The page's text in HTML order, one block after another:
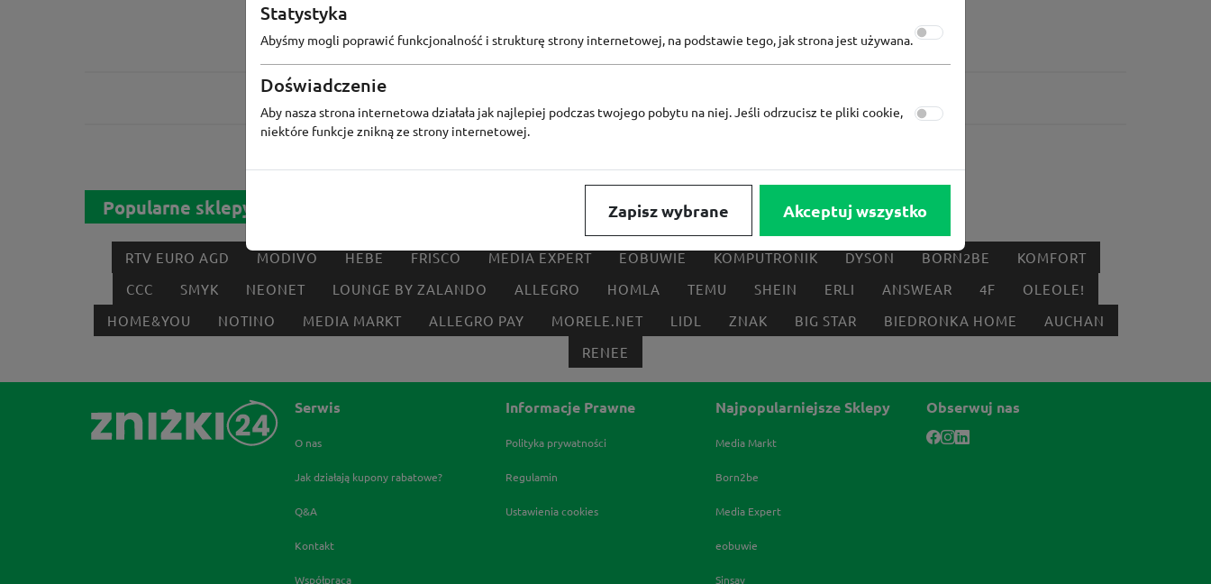
Popularne sklepy
RTV EURO AGD MODIVO HEBE FRISCO MEDIA EXPERT EOBUWIE KOMPUTRONIK DYSON BORN2BE
KOMFORT
CCC
SMYK NEONET LOUNGE BY ZALANDO ALLEGRO HOMLA TEMU SHEIN ERLI ANSWEAR 4F
OLEOLE!
HOME&YOU
NOTINO MEDIA MARKT ALLEGRO PAY MORELE.NET LIDL ZNAK BIG STAR BIEDRONKA HOME
AUCHAN
RENEE
Serwis
O nas
Jak działają kupony rabatowe?
Q&A
Kontakt
Współpraca
Informacje Prawne
Polityka prywatności
Regulamin
Ustawienia cookies
Najpopularniejsze Sklepy
Media Markt
Born2be
Media Expert
eobuwie
Sinsay
Obserwuj nas
Statystyka
Abyśmy mogli poprawić funkcjonalność i strukturę strony internetowej, na podstawie tego, jak strona jest używana.
Doświadczenie
Aby nasza strona internetowa działała jak najlepiej podczas twojego pobytu na niej. Jeśli odrzucisz te pliki cookie,
niektóre funkcje znikną ze strony internetowej.
Zapisz wybrane Akceptuj wszystko